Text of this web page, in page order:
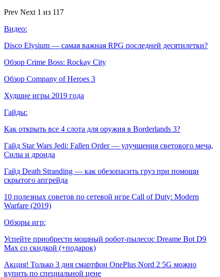
Prev Next 1 из 117
Видео:
Disco Elysium — самая важная RPG последней десятилетки?
Обзор Crime Boss: Rockay City
Обзор Company of Heroes 3
Худшие игры 2019 года
Гайды:
Как открыть все 4 слота для оружия в Borderlands 3?
Гайд Star Wars Jedi: Fallen Order — улучшения светового меча,
Силы и дроида
Гайд Death Stranding — как обезопасить груз при помощи
скрытого апгрейда
10 полезных советов по сетевой игре Call of Duty: Modern
Warfare (2019)
Обзоры игр:
Успейте приобрести мощный робот-пылесос Dreame Bot D9
Max со скидкой (+подарок)
Акция! Только 3 дня смартфон OnePlus Nord 2 5G можно
купить по специальной цене